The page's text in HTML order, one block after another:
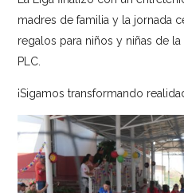
madres de familia y la jornada
regalos para niños y niñas de
PLC.
¡Sigamos transformando